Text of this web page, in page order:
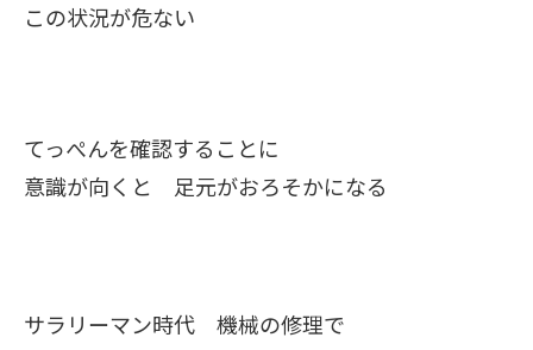
この状況が危ない
てっぺんを確認することに
意識が向くと 足元がおろそかになる
サラリーマン時代 機械の修理で